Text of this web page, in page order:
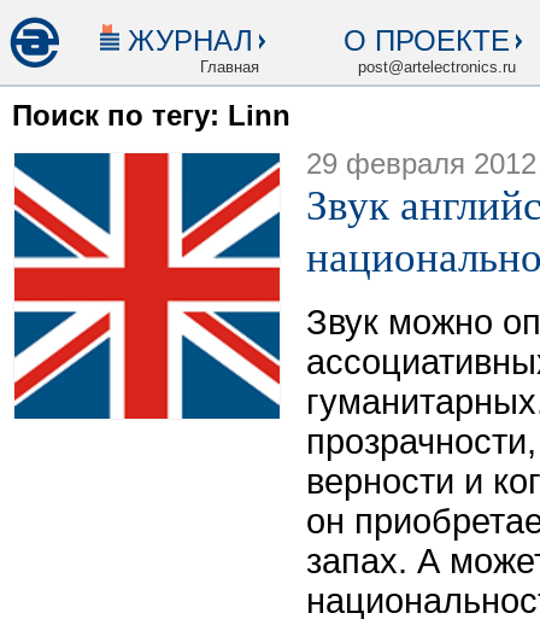
ЖУРНАЛ
Главная
О ПРОЕКТЕ
post@artelectronics.ru
Поиск по тегу: Linn
29 февраля 2012
Звук
Звук можно
верности и
он
запах. А